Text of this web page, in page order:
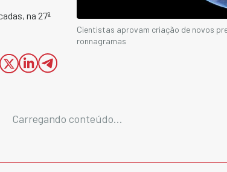
na 27ª
Cientistas aprovam criação de novos
ronnagramas
Carregando conteúdo...